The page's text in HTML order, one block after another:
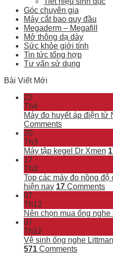
Góc chuyên gia
Máy cắt bao quy đầu
Megaderm – Megafill
Mở thông dạ dày
Sức khỏe giới tính
Tin tức tổng hợp
Tư vấn sử dụng
Bài Viết Mới
22
Th4
Máy đo huyết áp điện tử
Comments
20
Th3
Máy tập kegel Dr Xmen
17
Th3
Top các máy đo nồng độ
hiện nay 17 Comments
07
Th12
Nên chọn mua ống nghe
07
Th12
Vệ sinh ống nghe
571 Comments